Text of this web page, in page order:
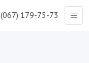
(067) 179-75-73